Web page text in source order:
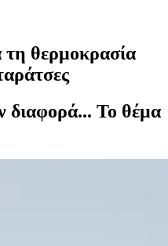
τη θερμοκρασία
διαφορά... Το θέμα